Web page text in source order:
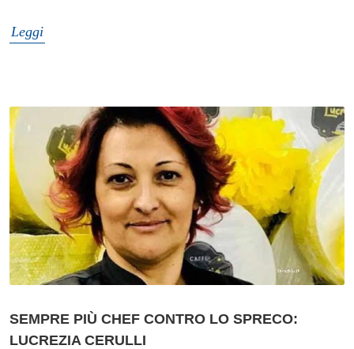
Leggi
SEMPRE PIÙ CHEF CONTRO LO SPRECO:
LUCREZIA CERULLI